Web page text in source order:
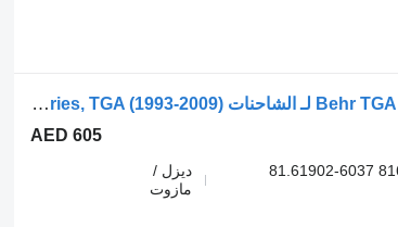
خرطوم جهاز التكييف Behr TGA 26.360 (01.00-) 81.61900-6395 لـ الشاحنات MAN 4-series, TGA (1993-2009)
AED 605
81.61900-6395 81619006395 81.61900-6427 81619006427 81.61902-6037
ديزل /
مازوت